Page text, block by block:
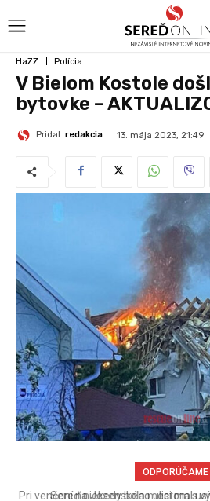
HaZZ Polícia
V Bielom Kostole
bytovke –
Pridal redakcia 13. mája 2023, 21:49
ODPORÚČAME
Sereď niekedy bola mestom s